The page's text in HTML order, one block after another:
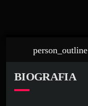
person_outline
BIOGRAFIA